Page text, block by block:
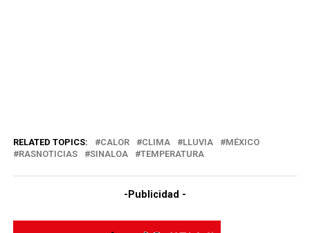
RELATED TOPICS: CALOR CLIMA LLUVIA
MÉXICO
RASNOTICIAS
SINALOA TEMPERATURA
-Publicidad -